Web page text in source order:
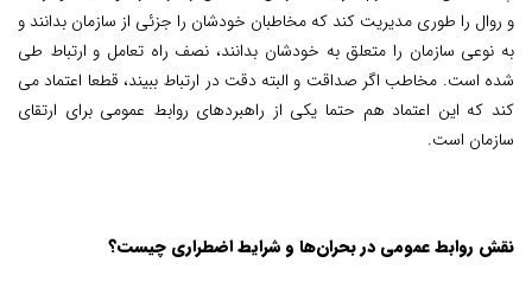
و روال را طوری مدیریت کند که مخاطبان خودشان را جزئی از سازمان بدانند و
به نوعی سازمان را متعلق به خودشان بدانند، نصف راه تعامل و ارتباط طی
شده است. مخاطب اگر صداقت و البته دقت در ارتباط ببیند، قطعا اعتماد می
کند که این اعتماد هم حتما یکی از راهبردهای روابط عمومی برای ارتقای
سازمان است.
نقش روابط عمومی در بحران‌ها و شرایط اضطراری چیست؟